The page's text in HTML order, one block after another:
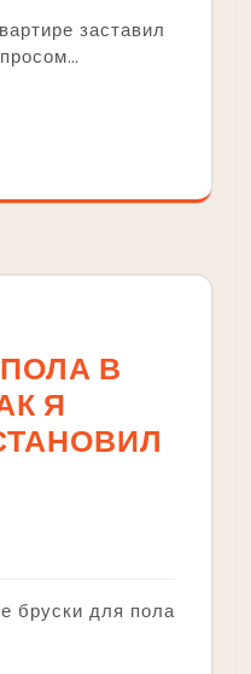
заставил
В
Я
бруски для пола